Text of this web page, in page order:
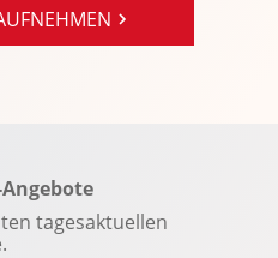
tagesaktuellen